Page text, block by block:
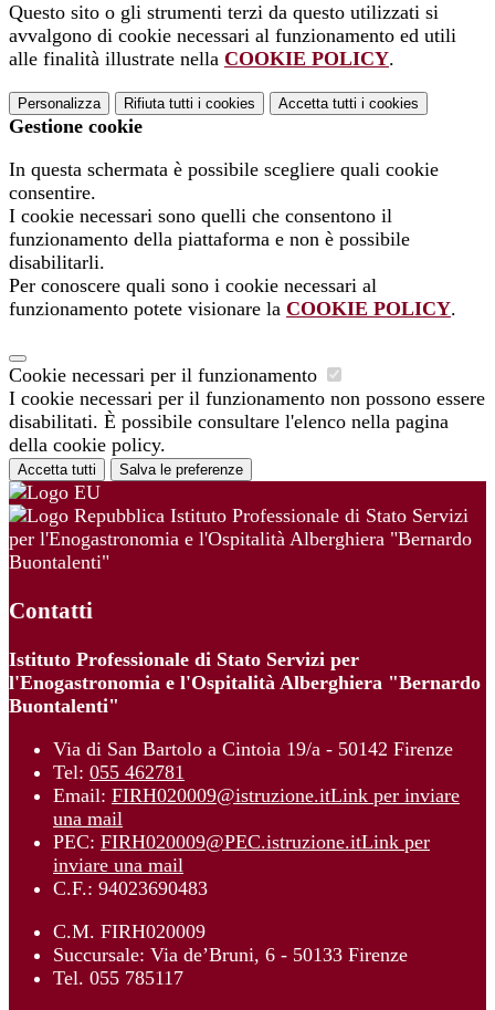
Questo sito o gli strumenti terzi da questo utilizzati si
avvalgono di cookie necessari al funzionamento ed utili
alle finalità illustrate nella COOKIE POLICY.
Personalizza Rifiuta tutti i cookies Accetta tutti i cookies
Gestione cookie
In questa schermata è possibile scegliere quali cookie
consentire.
I cookie necessari sono quelli che consentono il
funzionamento della piattaforma e non è possibile
disabilitarli.
Per conoscere quali sono i cookie necessari al
funzionamento potete visionare la COOKIE POLICY.
Cookie necessari per il funzionamento
I cookie necessari per il funzionamento non possono essere
disabilitati. È possibile consultare l'elenco nella pagina
della cookie policy.
Accetta tutti Salva le preferenze
Istituto Professionale di Stato Servizi
per l'Enogastronomia e l'Ospitalità Alberghiera "Bernardo
Buontalenti"
Contatti
Istituto Professionale di Stato Servizi per
l'Enogastronomia e l'Ospitalità Alberghiera "Bernardo
Buontalenti"
Via di San Bartolo a Cintoia 19/a - 50142 Firenze
Tel: 055 462781
Email: FIRH020009@istruzione.itLink per inviare
una mail
PEC: FIRH020009@PEC.istruzione.itLink per
inviare una mail
C.F.: 94023690483
C.M. FIRH020009
Succursale: Via de’Bruni, 6 - 50133 Firenze
Tel. 055 785117